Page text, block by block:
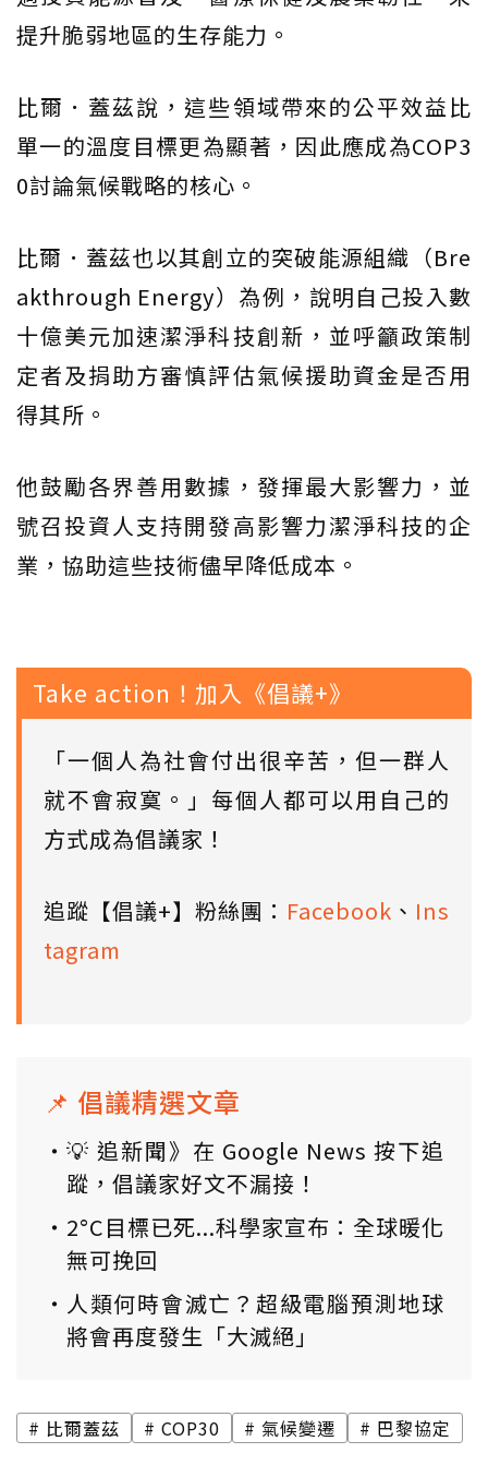
提升脆弱地區的生存能力。
比爾．蓋茲說，這些領域帶來的公平效益比
單一的溫度目標更為顯著，因此應成為COP3
0討論氣候戰略的核心。
比爾．蓋茲也以其創立的突破能源組織（Bre
akthrough Energy）為例，說明自己投入數
十億美元加速潔淨科技創新，並呼籲政策制
定者及捐助方審慎評估氣候援助資金是否用
得其所。
他鼓勵各界善用數據，發揮最大影響力，並
號召投資人支持開發高影響力潔淨科技的企
業，協助這些技術儘早降低成本。
Take action！加入《倡議+》
「一個人為社會付出很辛苦，但一群人
就不會寂寞。」每個人都可以用自己的
方式成為倡議家！
追蹤【倡議+】粉絲團： Facebook 、 Ins
tagram
📌 倡議精選文章
💡 追新聞》在 Google News 按下追
蹤，倡議家好文不漏接！
2°C目標已死...科學家宣布：全球暖化
無可挽回
人類何時會滅亡？超級電腦預測地球
將會再度發生「大滅絕」
比爾蓋茲 COP30 氣候變遷 巴黎協定